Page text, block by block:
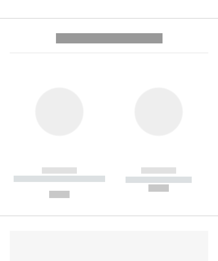
------------
----------- ----------- --------
------------
----------- -----------